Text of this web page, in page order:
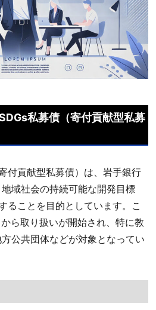
私募債（寄付貢献型私募
付貢献型私募債）は、岩手銀行
域社会の持続可能な開発目標
ることを目的としています。こ
ら取り扱いが開始され、特に教
公共団体などが対象となってい